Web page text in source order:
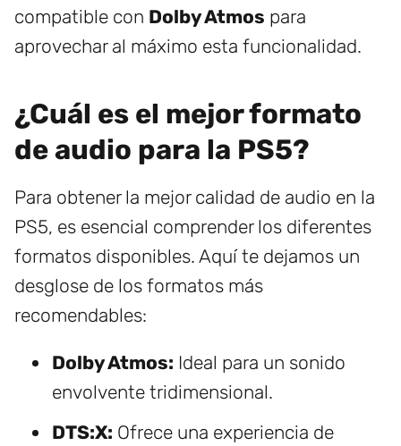
compatible con Dolby Atmos para
aprovechar al máximo esta funcionalidad.
¿Cuál es el mejor formato
de audio para la PS5?
Para obtener la mejor calidad de audio en la
PS5, es esencial comprender los diferentes
formatos disponibles. Aquí te dejamos un
desglose de los formatos más
recomendables:
Dolby Atmos: Ideal para un sonido
envolvente tridimensional.
DTS:X: Ofrece una experiencia de